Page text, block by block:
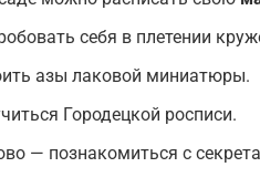
себя в плетении
азы лаковой миниатюры.
Городецкой росписи.
— познакомиться с